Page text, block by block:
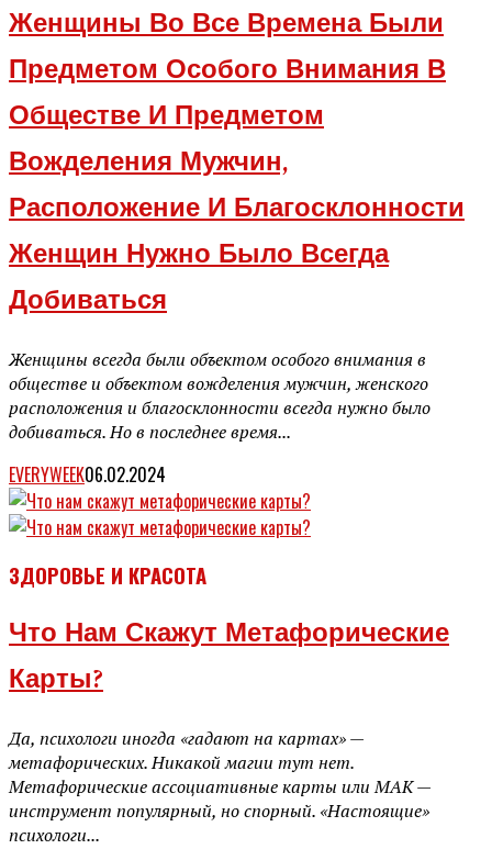
Женщины Во Все Времена Были
Предметом Особого Внимания В
Обществе И Предметом
Вожделения Мужчин,
Расположение И Благосклонности
Женщин Нужно Было Всегда
Добиваться
Женщины всегда были объектом особого внимания в
обществе и объектом вожделения мужчин, женского
расположения и благосклонности всегда нужно было
добиваться. Но в последнее время...
EVERYWEEK06.02.2024
ЗДОРОВЬЕ И КРАСОТА
Что Нам Скажут Метафорические
Карты?
Да, психологи иногда «гадают на картах» —
метафорических. Никакой магии тут нет.
Метафорические ассоциативные карты или МАК —
инструмент популярный, но спорный. «Настоящие»
психологи...